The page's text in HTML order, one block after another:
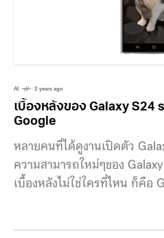
AI 2 years ago
เบื้องหลังของ Galaxy S24
Google
หลายคนที่ได้ดูงานเปิดตัว
ความสามารถใหม่ๆของ
เบื้องหลังไม่ใช่ใครที่ไหน ก็คือ